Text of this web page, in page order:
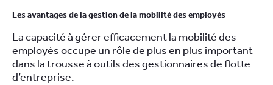
Les avantages de la gestion de la mobilité des employés
La capacité à gérer efficacement la mobilité des
employés occupe un rôle de plus en plus important
dans la trousse à outils des gestionnaires de flotte
d’entreprise.